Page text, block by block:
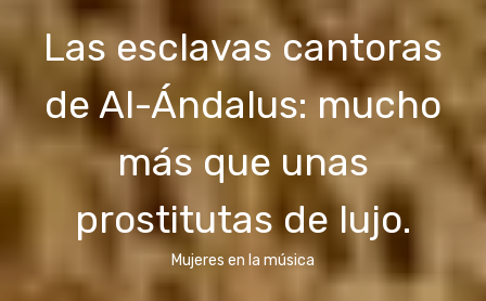
Las esclavas cantoras
de Al-Ándalus: mucho
más que unas
prostitutas de lujo.
Mujeres en la música